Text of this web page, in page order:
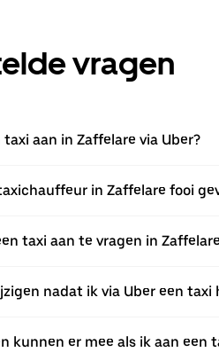
vragen
taxi aan in Zaffelare via Uber?
in Zaffelare fooi
taxi aan te vragen in
nadat ik via Uber een taxi
kunnen er mee als ik aan